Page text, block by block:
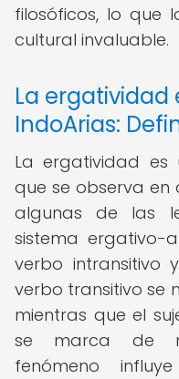
filosóficos, lo que
cultural invaluable.
La ergatividad
IndoArias:
La ergatividad es
que se observa en
algunas de las
sistema ergativo-
verbo intransitivo
verbo transitivo se
mientras que el
se marca de
fenómeno